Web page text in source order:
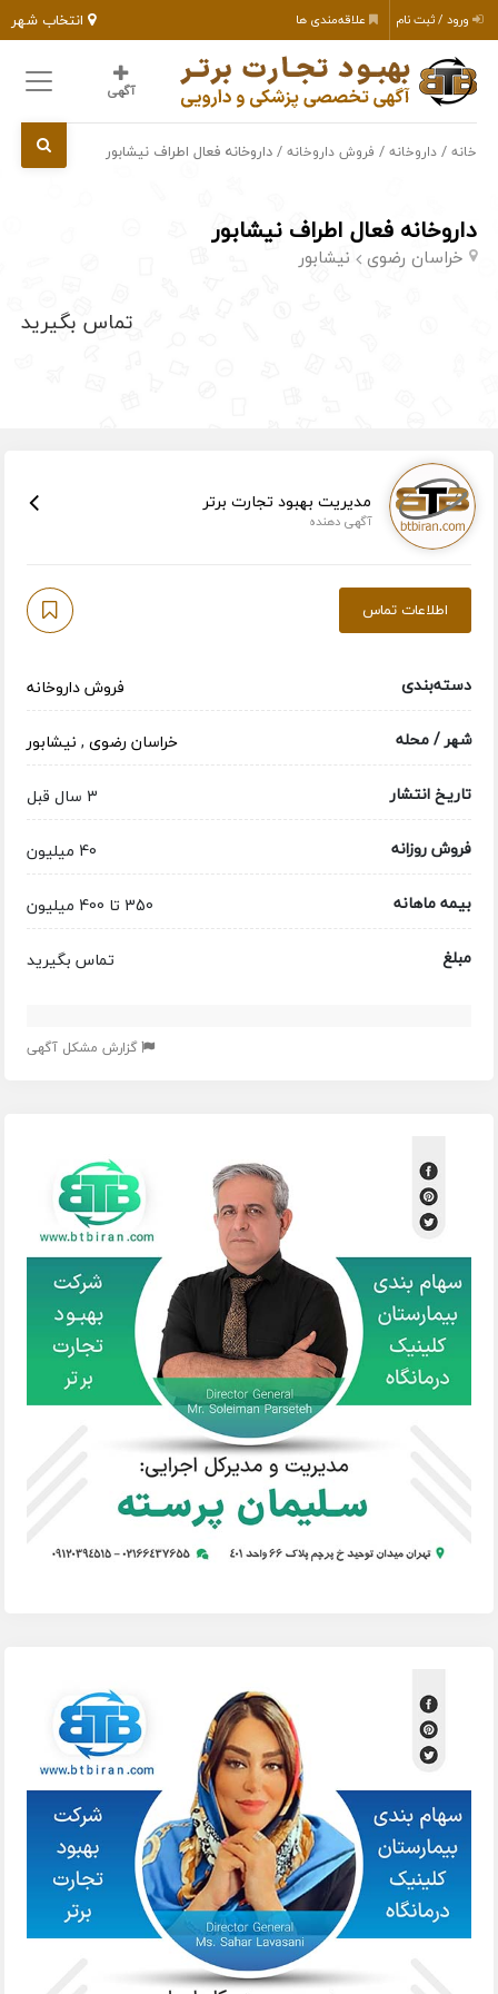
انتخاب شهر ورود / ثبت نام علاقه‌مندی ها
آگهی
خانه /داروخانه / فروش داروخانه / داروخانه فعال اطراف نیشابور
داروخانه فعال اطراف نیشابور
خراسان رضوی نیشابور
تماس بگیرید
مدیریت بهبود تجارت برتر
آگهی دهنده
اطلاعات تماس
دسته‌بندی
فروش داروخانه
شهر / محله
خراسان رضوی, نیشابور
تاریخ انتشار
3 سال قبل
فروش روزانه
40 میلیون
بیمه ماهانه
350 تا 400 میلیون
مبلغ
تماس بگیرید
گزارش مشکل آگهی